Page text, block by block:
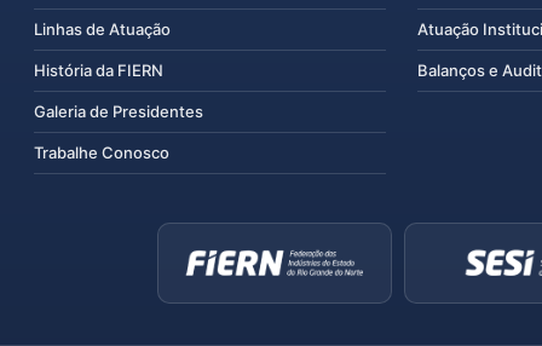
Linhas de Atuação
História da FIERN
Galeria de Presidentes
Trabalhe Conosco
Atuação
Balanços e